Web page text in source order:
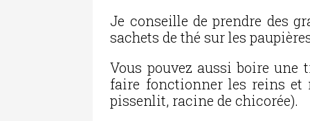
Je conseille de prendre des
sachets de thé sur les
Vous pouvez aussi boire
faire fonctionner les reins et
pissenlit, racine de chicorée).